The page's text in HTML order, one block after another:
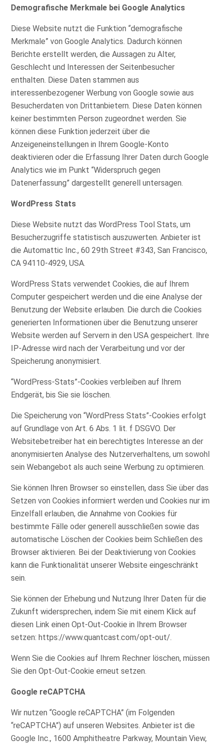
Demografische Merkmale bei Google Analytics
Diese Website nutzt die Funktion “demografische
Merkmale” von Google Analytics. Dadurch können
Berichte erstellt werden, die Aussagen zu Alter,
Geschlecht und Interessen der Seitenbesucher
enthalten. Diese Daten stammen aus
interessenbezogener Werbung von Google sowie aus
Besucherdaten von Drittanbietern. Diese Daten können
keiner bestimmten Person zugeordnet werden. Sie
können diese Funktion jederzeit über die
Anzeigeneinstellungen in Ihrem Google-Konto
deaktivieren oder die Erfassung Ihrer Daten durch Google
Analytics wie im Punkt “Widerspruch gegen
Datenerfassung” dargestellt generell untersagen.
WordPress Stats
Diese Website nutzt das WordPress Tool Stats, um
Besucherzugriffe statistisch auszuwerten. Anbieter ist
die Automattic Inc., 60 29th Street #343, San Francisco,
CA 94110-4929, USA.
WordPress Stats verwendet Cookies, die auf Ihrem
Computer gespeichert werden und die eine Analyse der
Benutzung der Website erlauben. Die durch die Cookies
generierten Informationen über die Benutzung unserer
Website werden auf Servern in den USA gespeichert. Ihre
IP-Adresse wird nach der Verarbeitung und vor der
Speicherung anonymisiert.
“WordPress-Stats”-Cookies verbleiben auf Ihrem
Endgerät, bis Sie sie löschen.
Die Speicherung von “WordPress Stats”-Cookies erfolgt
auf Grundlage von Art. 6 Abs. 1 lit. f DSGVO. Der
Websitebetreiber hat ein berechtigtes Interesse an der
anonymisierten Analyse des Nutzerverhaltens, um sowohl
sein Webangebot als auch seine Werbung zu optimieren.
Sie können Ihren Browser so einstellen, dass Sie über das
Setzen von Cookies informiert werden und Cookies nur im
Einzelfall erlauben, die Annahme von Cookies für
bestimmte Fälle oder generell ausschließen sowie das
automatische Löschen der Cookies beim Schließen des
Browser aktivieren. Bei der Deaktivierung von Cookies
kann die Funktionalität unserer Website eingeschränkt
sein.
Sie können der Erhebung und Nutzung Ihrer Daten für die
Zukunft widersprechen, indem Sie mit einem Klick auf
diesen Link einen Opt-Out-Cookie in Ihrem Browser
setzen:https://www.quantcast.com/opt-out/.
Wenn Sie die Cookies auf Ihrem Rechner löschen, müssen
Sie den Opt-Out-Cookie erneut setzen.
Google reCAPTCHA
Wir nutzen “Google reCAPTCHA” (im Folgenden
“reCAPTCHA”) auf unseren Websites. Anbieter ist die
Google Inc., 1600 Amphitheatre Parkway, Mountain View,